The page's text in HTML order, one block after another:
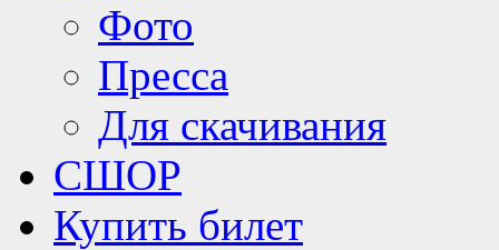
Фото
Пресса
Для скачивания
СШОР
Купить билет